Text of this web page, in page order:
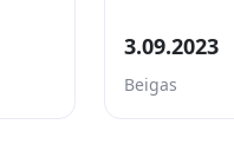
3.09.2023
Beigas